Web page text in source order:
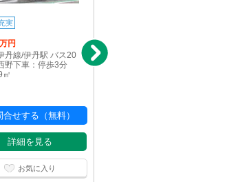
実
万円
丹線/伊丹駅 バス20
下車：停歩3分
㎡
合せする（無料）
詳細を見る
お気に入り
分 西野変電所下車：停
歩3分